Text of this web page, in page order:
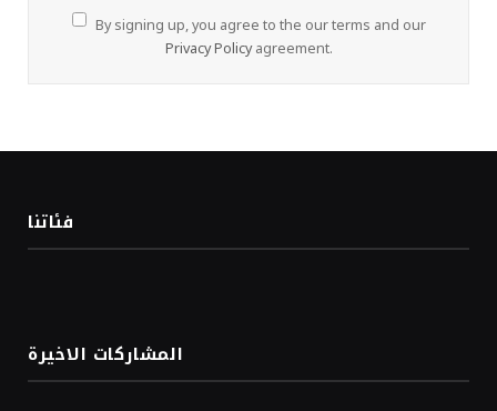
By signing up, you agree to the our terms and our
Privacy Policyagreement.
فئاتنا
المشاركات الاخيرة